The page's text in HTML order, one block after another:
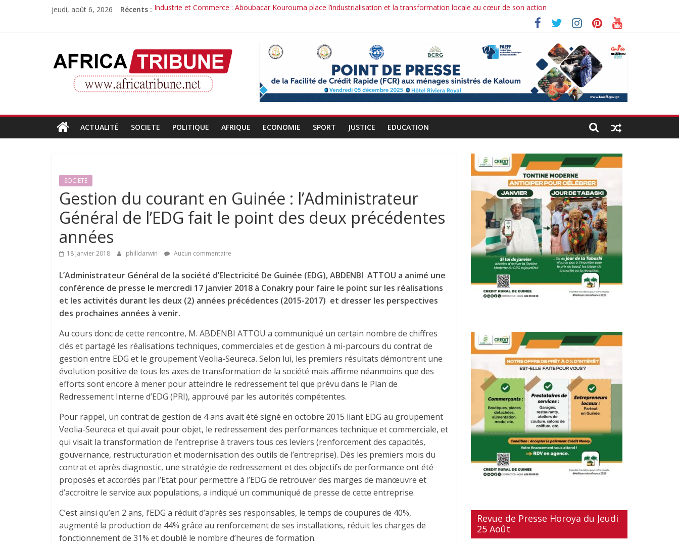
jeudi, août 6, 2026 Récents : Industrie et Commerce : Aboubacar Kourouma place l’industrialisation et la transformation locale au cœur de son action
Djiba Diakité reconduit : la confiance renouvelée envers un homme de résultats
Le parcours inspirant d’un officier au service du Président et de son pays.
AfricaTribune
d'informations
ACTUALITÉ SOCIETE POLITIQUE AFRIQUE ECONOMIE SPORT JUSTICE EDUCATION
SOCIETE
Gestion du courant en Guinée : l’Administrateur
Général de l’EDG fait le point des deux précédentes
années
18 janvier 2018 philldarwin Aucun commentaire
L’Administrateur Général de la société d’Electricité De Guinée (EDG), ABDENBI ATTOU a animé une
conférence de presse le mercredi 17 janvier 2018 à Conakry pour faire le point sur les réalisations
et les activités durant les deux (2) années précédentes (2015-2017) et dresser les perspectives
des prochaines années à venir.
Au cours donc de cette rencontre, M. ABDENBI ATTOU a communiqué un certain nombre de chiffres
clés et partagé les réalisations techniques, commerciales et de gestion à mi-parcours du contrat de
gestion entre EDG et le groupement Veolia-Seureca. Selon lui, les premiers résultats démontrent une
évolution positive de tous les axes de transformation de la société mais affirme néanmoins que des
efforts sont encore à mener pour atteindre le redressement tel que prévu dans le Plan de
Redressement Interne d’EDG (PRI), approuvé par les autorités compétentes.
Pour rappel, un contrat de gestion de 4 ans avait été signé en octobre 2015 liant EDG au groupement
Veolia-Seureca et qui avait pour objet, le redressement des performances technique et commerciale, et
qui visait la transformation de l’entreprise à travers tous ces leviers (renforcement des capacités,
gouvernance, restructuration et modernisation des outils de l’entreprise). Dès les premiers mois du
contrat et après diagnostic, une stratégie de redressement et des objectifs de performance ont été
proposés et accordés par l’Etat pour permettre à l’EDG de retrouver des marges de manœuvre et
d’accroitre le service aux populations, a indiqué un communiqué de presse de cette entreprise.
C’est ainsi qu’en 2 ans, l’EDG a réduit d’après ses responsables, le temps de coupures de 40%,
augmenté la production de 44% grâce au renforcement de ses installations, réduit les charges de
fonctionnement de 31% et doublé le nombre d’heures de formation.
Revue de Presse Horoya du Jeudi
25 Août